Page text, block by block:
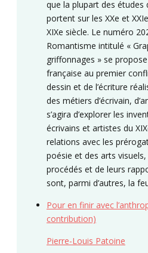
que la plupart des études
portent sur les XXe et
XIXe siècle. Le numéro
Romantisme intitulé «
griffonnages » se
française au premier
dessin et de l’écriture
des métiers d’écrivain,
s’agira d’explorer les
écrivains et artistes du
relations avec les
poésie et des arts visuels,
procédés et de leurs
sont, parmi d’autres, la
Pour en finir avec
contribution)
Pierre-Louis Patoine